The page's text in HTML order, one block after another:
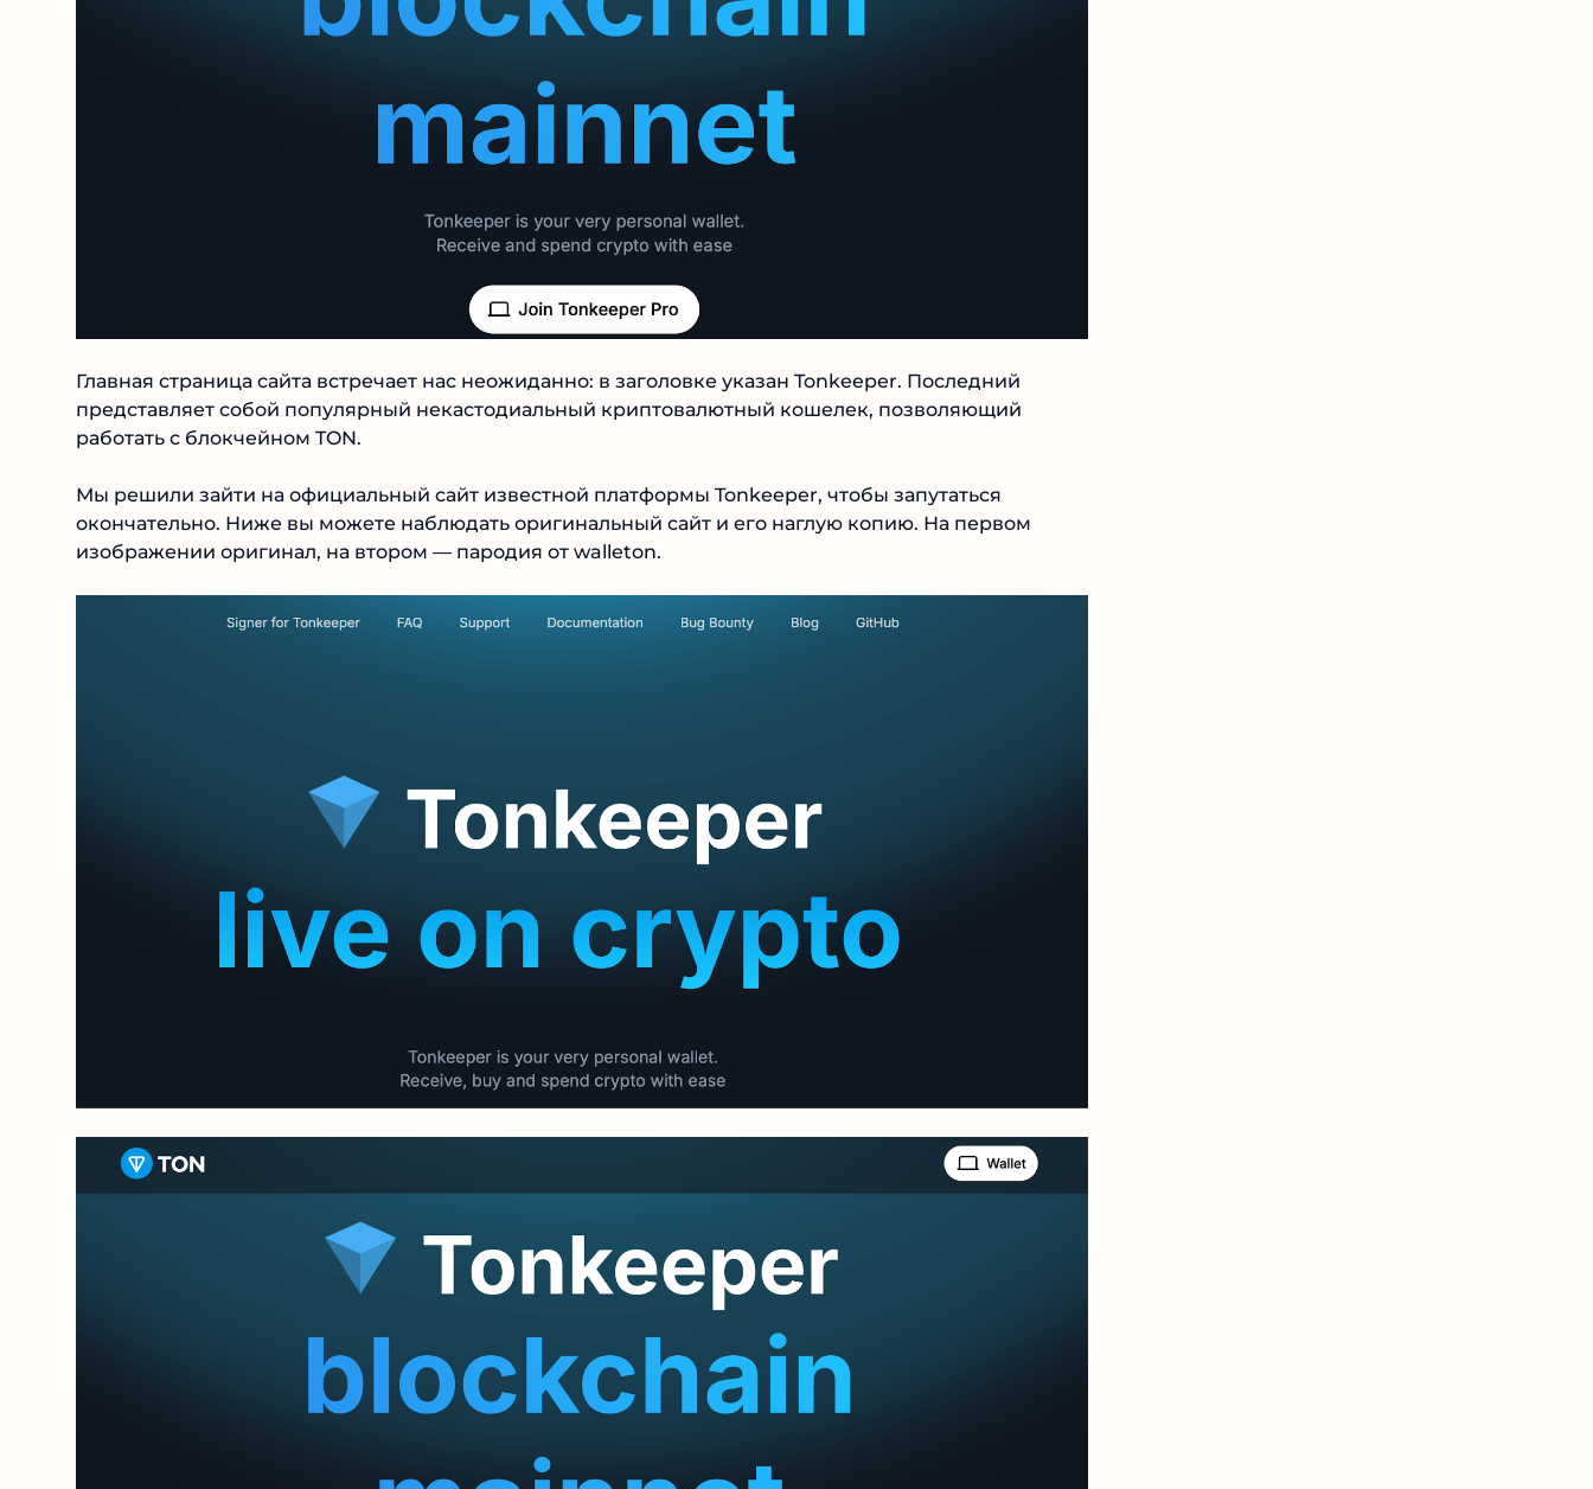
Главная страница сайта встречает нас неожиданно: в заголовке указан Tonkeeper. Последний
представляет собой популярный некастодиальный криптовалютный кошелек, позволяющий
работать с блокчейном TON.
Мы решили зайти на официальный сайт известной платформы Tonkeeper, чтобы запутаться
окончательно. Ниже вы можете наблюдать оригинальный сайт и его наглую копию. На первом
изображении оригинал, на втором — пародия от walleton.